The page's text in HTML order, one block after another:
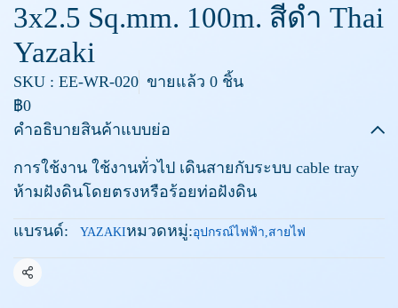
3x2.5 Sq.mm. 100m. สีดำ Thai
Yazaki
SKU : EE-WR-020 ขายแล้ว 0 ชิ้น
฿0
คำอธิบายสินค้าแบบย่อ
การใช้งาน ใช้งานทั่วไป เดินสายกับระบบ cable tray
ห้ามฝังดินโดยตรงหรือร้อยท่อฝังดิน
แบรนด์: YAZAKIหมวดหมู่:อุปกรณ์ไฟฟ้า,สายไฟ
แชร์